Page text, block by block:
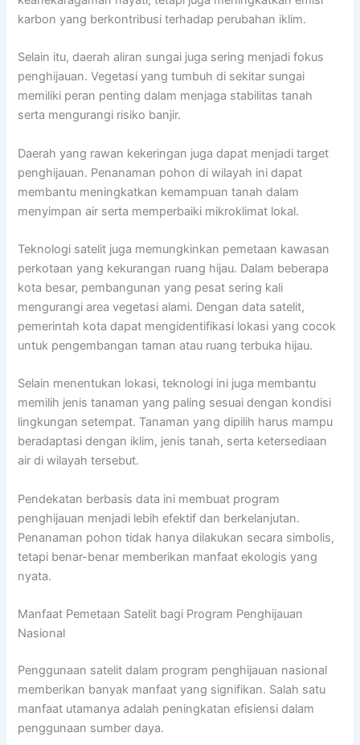
karbon yang berkontribusi terhadap perubahan iklim.
Selain itu, daerah aliran sungai juga sering menjadi fokus
penghijauan. Vegetasi yang tumbuh di sekitar sungai
memiliki peran penting dalam menjaga stabilitas tanah
serta mengurangi risiko banjir.
Daerah yang rawan kekeringan juga dapat menjadi target
penghijauan. Penanaman pohon di wilayah ini dapat
membantu meningkatkan kemampuan tanah dalam
menyimpan air serta memperbaiki mikroklimat lokal.
Teknologi satelit juga memungkinkan pemetaan kawasan
perkotaan yang kekurangan ruang hijau. Dalam beberapa
kota besar, pembangunan yang pesat sering kali
mengurangi area vegetasi alami. Dengan data satelit,
pemerintah kota dapat mengidentifikasi lokasi yang cocok
untuk pengembangan taman atau ruang terbuka hijau.
Selain menentukan lokasi, teknologi ini juga membantu
memilih jenis tanaman yang paling sesuai dengan kondisi
lingkungan setempat. Tanaman yang dipilih harus mampu
beradaptasi dengan iklim, jenis tanah, serta ketersediaan
air di wilayah tersebut.
Pendekatan berbasis data ini membuat program
penghijauan menjadi lebih efektif dan berkelanjutan.
Penanaman pohon tidak hanya dilakukan secara simbolis,
tetapi benar-benar memberikan manfaat ekologis yang
nyata.
Manfaat Pemetaan Satelit bagi Program Penghijauan
Nasional
Penggunaan satelit dalam program penghijauan nasional
memberikan banyak manfaat yang signifikan. Salah satu
manfaat utamanya adalah peningkatan efisiensi dalam
penggunaan sumber daya.